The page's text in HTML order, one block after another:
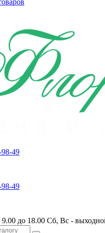
49
49
до 18.00 Сб, Вс -